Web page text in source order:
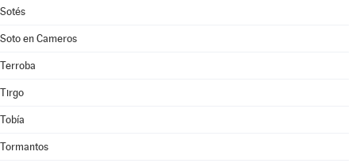
Sotés
Soto en Cameros
Terroba
Tirgo
Tobía
Tormantos